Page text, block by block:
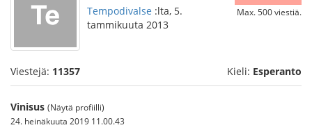
Max. 500 viestiä.
Tempodivalse :lta, 5.
tammikuuta 2013
Viestejä: 11357 Kieli: Esperanto
Vinisus (Näytä profiilli)
24. heinäkuuta 2019 11.00.43